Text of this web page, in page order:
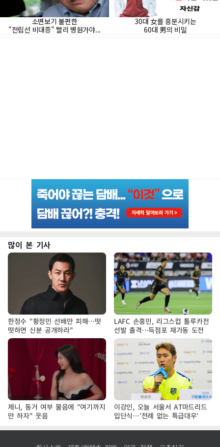
많이 본 기사
한정수 "황정민 선배만 피해…떳
떳하면 신분 공개하라"
LAFC 손흥민, 리그스컵 톨루카전
선발 출격…득점포 재가동 도전
제니, 동거 여부 물음에 "여기까지
만 하자" 웃음
이강인, 오늘 서울서 AT마드리드
입단식…'전례 없는 특급대우'